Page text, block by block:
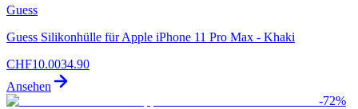
Guess
Guess Silikonhülle für Apple iPhone 11 Pro Max - Khaki
CHF10.0034.90
Ansehen
-72%